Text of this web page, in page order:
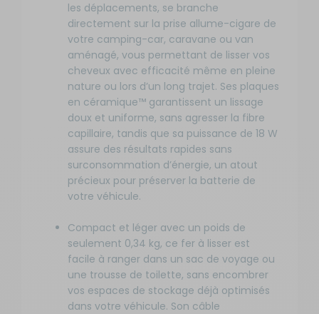
les déplacements, se branche
directement sur la prise allume-cigare de
votre camping-car, caravane ou van
aménagé, vous permettant de lisser vos
cheveux avec efficacité même en pleine
nature ou lors d’un long trajet. Ses plaques
en céramique™ garantissent un lissage
doux et uniforme, sans agresser la fibre
capillaire, tandis que sa puissance de 18 W
assure des résultats rapides sans
surconsommation d’énergie, un atout
précieux pour préserver la batterie de
votre véhicule.
Compact et léger avec un poids de
seulement 0,34 kg, ce fer à lisser est
facile à ranger dans un sac de voyage ou
une trousse de toilette, sans encombrer
vos espaces de stockage déjà optimisés
dans votre véhicule. Son câble